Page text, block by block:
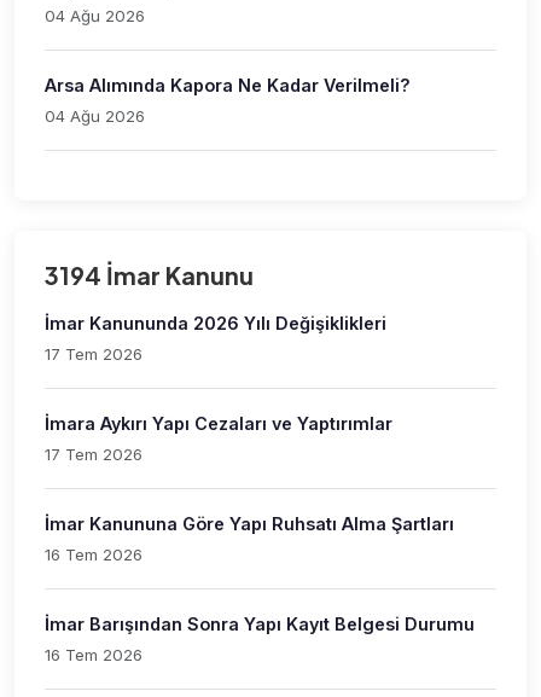
04 Ağu 2026
Arsa Alımında Kapora Ne Kadar Verilmeli?
04 Ağu 2026
3194 İmar Kanunu
İmar Kanununda 2026 Yılı Değişiklikleri
17 Tem 2026
İmara Aykırı Yapı Cezaları ve Yaptırımlar
17 Tem 2026
İmar Kanununa Göre Yapı Ruhsatı Alma Şartları
16 Tem 2026
İmar Barışından Sonra Yapı Kayıt Belgesi Durumu
16 Tem 2026